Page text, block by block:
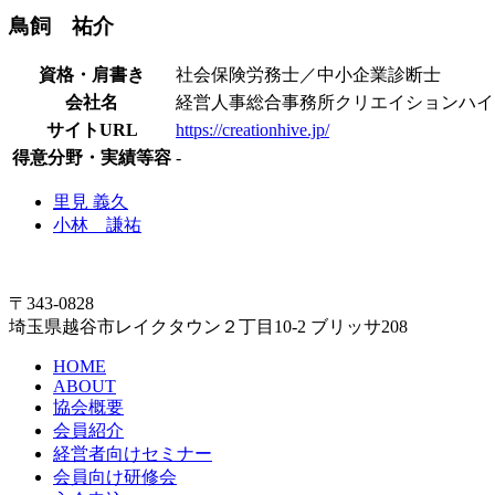
鳥飼 祐介
資格・肩書き
社会保険労務士／中小企業診断士
会社名
経営人事総合事務所クリエイションハ
サイトURL
https://creationhive.jp/
得意分野・実績等容 -
里見 義久
小林 謙祐
〒343-0828
埼玉県越谷市レイクタウン２丁目10-2 ブリッサ208
HOME
ABOUT
協会概要
会員紹介
経営者向けセミナー
会員向け研修会